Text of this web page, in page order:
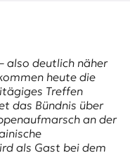
also deutlich näher
heute die
Treffen
das Bündnis über
an der
als Gast bei dem